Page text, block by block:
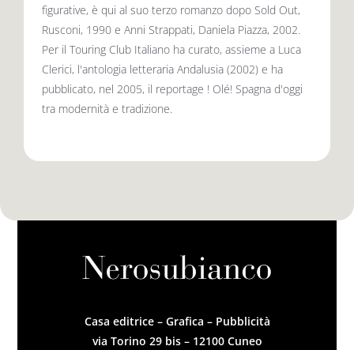
figurative, è qui al suo terzo romanzo dopo Sold Out,
Rusconi, 1990 e Anni Strappati, Daniela Piazza, 2002.
Per il Touring Club Italiano ha curato, assieme a Luca
Clerici, l'antologia letteraria Andalusia (2002) e ha
pubblicato, nel 2005, il reportage ! Olé! Spagna d'oggi
tra modernità e tradizione.
Casa editrice – Grafica – Pubblicità
via Torino 29 bis – 12100 Cuneo